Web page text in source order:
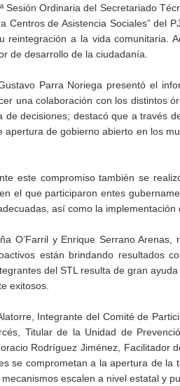
Sesión Ordinaria del Secretariado
Centros de Asistencia Sociales” del
reintegración a la vida comunitaria.
de desarrollo de la ciudadanía.
Parra Noriega presentó el
una colaboración con los distintos
de decisiones; destacó que a través
de gobierno abierto en los
este compromiso también se
el que participaron entes
así como la
O’Farril y Enrique Serrano
están brindando resultados
del STL resulta de gran
exitosos.
Integrante del Comité de
Titular de la Unidad de
Rodríguez Jiménez, Facilitador
se comprometan a la apertura de
escalen a nivel estatal y